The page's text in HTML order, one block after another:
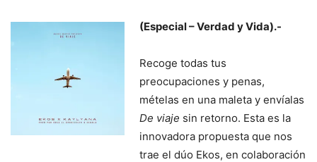
(Especial – Verdad y Vida).-
Recoge todas tus
preocupaciones y penas,
mételas en una maleta y envíalas
De viaje sin retorno. Esta es la
innovadora propuesta que nos
trae el dúo Ekos, en colaboración